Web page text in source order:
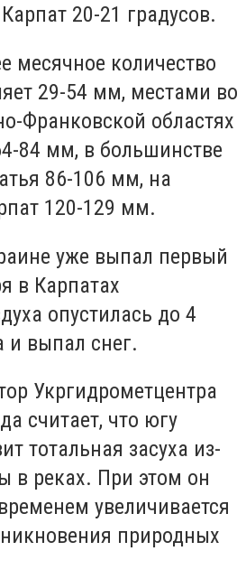
20-21 градусов.
месячное количество
29-54 мм, местами во
Франковской областях
84 мм, в большинстве
86-106 мм, на
120-129 мм.
уже выпал первый
в Карпатах
опустилась до 4
и выпал снег.
Укргидрометцентра
считает, что югу
тотальная засуха из-
в реках. При этом он
увеличивается
природных